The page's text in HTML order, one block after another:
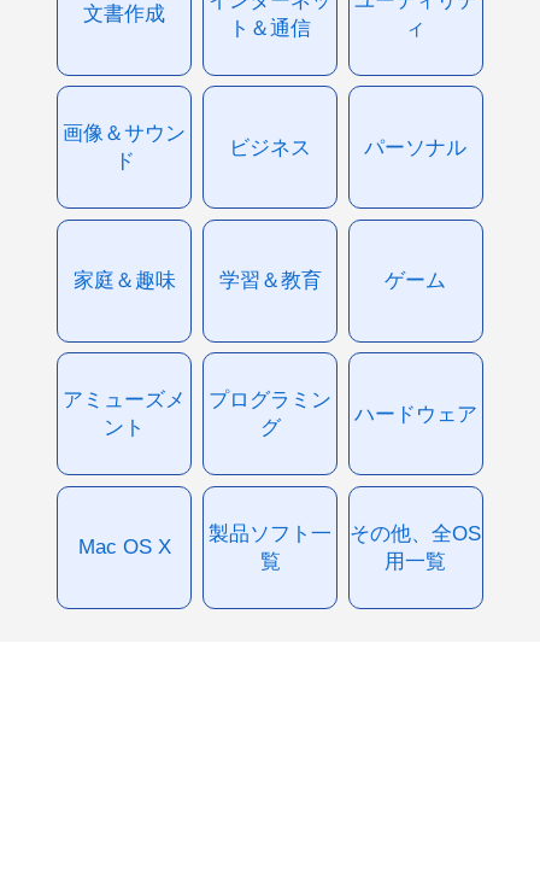
文書作成
ト＆通信
ィ
画像＆サウン
ド
ビジネス パーソナル
家庭＆趣味 学習＆教育 ゲーム
アミューズメ
ント
プログラミン
グ
ハードウェア
Mac OS X
製品ソフト一
覧
その他、全OS
用一覧